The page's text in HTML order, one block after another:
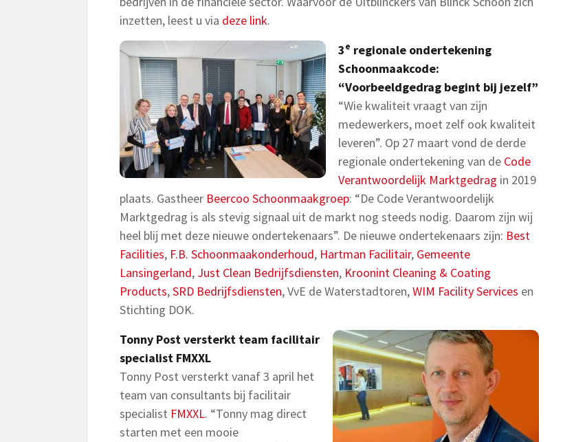
inzetten, leest u via deze link.
3e regionale ondertekening
Schoonmaakcode:
“Voorbeeldgedrag begint bij jezelf”
“Wie kwaliteit vraagt van zijn
medewerkers, moet zelf ook kwaliteit
leveren”. Op 27 maart vond de derde
regionale ondertekening van de Code
Verantwoordelijk Marktgedrag in 2019
plaats. Gastheer Beercoo Schoonmaakgroep: “De Code Verantwoordelijk
Marktgedrag is als stevig signaal uit de markt nog steeds nodig. Daarom zijn wij
heel blij met deze nieuwe ondertekenaars”. De nieuwe ondertekenaars zijn: Best
Facilities, F.B. Schoonmaakonderhoud, Hartman Facilitair, Gemeente
Lansingerland, Just Clean Bedrijfsdiensten, Kroonint Cleaning & Coating
Products,SRD Bedrijfsdiensten, VvE de Waterstadtoren,WIM Facility Services en
Stichting DOK.
Tonny Post versterkt team facilitair
specialist FMXXL
Tonny Post versterkt vanaf 3 april het
team van consultants bij facilitair
specialist FMXXL. “Tonny mag direct
starten met een mooie